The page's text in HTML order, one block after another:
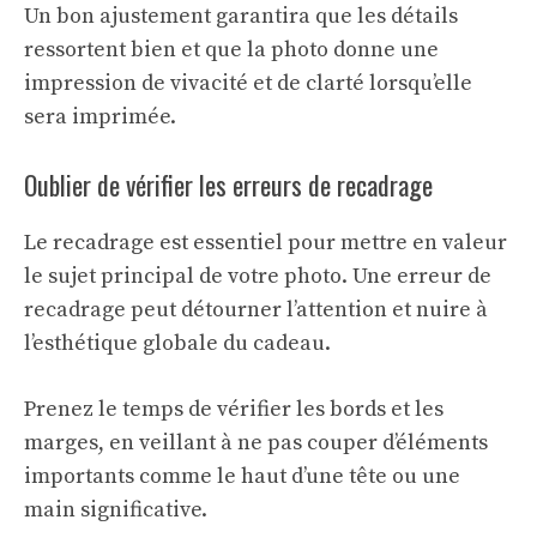
Un bon ajustement garantira que les détails
ressortent bien et que la photo donne une
impression de vivacité et de clarté lorsqu’elle
sera imprimée.
Oublier de vérifier les erreurs de recadrage
Le recadrage est essentiel pour mettre en valeur
le sujet principal de votre photo. Une erreur de
recadrage peut détourner l’attention et nuire à
l’esthétique globale du cadeau.
Prenez le temps de vérifier les bords et les
marges, en veillant à ne pas couper d’éléments
importants comme le haut d’une tête ou une
main significative.